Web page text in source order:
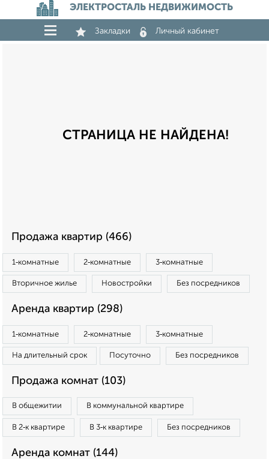
ЭЛЕКТРОСТАЛЬ НЕДВИЖИМОСТЬ
Закладки Личный кабинет
СТРАНИЦА НЕ НАЙДЕНА!
Продажа квартир (466)
1‑комнатные 2‑комнатные 3‑комнатные
Вторичное жилье Новостройки Без посредников
Аренда квартир (298)
1‑комнатные 2‑комнатные 3‑комнатные
На длительный срок Посуточно Без посредников
Продажа комнат (103)
В общежитии В коммунальной квартире
В 2‑к квартире В 3‑к квартире Без посредников
Аренда комнат (144)